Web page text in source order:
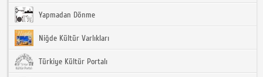
Yapmadan Dönme
Niğde Kültür Varlıkları
Türkiye Kültür Portalı